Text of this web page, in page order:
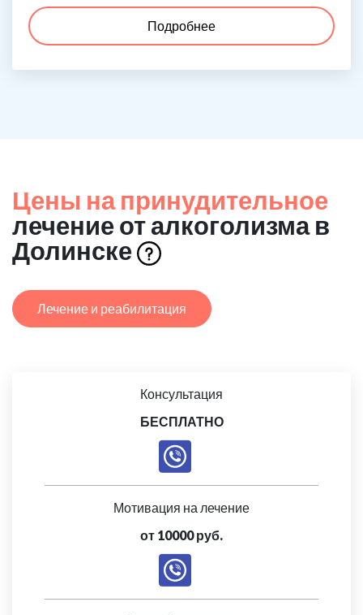
Подробнее
Цены на принудительное
лечение от алкоголизма в
Долинске
Лечение и реабилитация
Консультация
БЕСПЛАТНО
Мотивация на лечение
от 10000 руб.